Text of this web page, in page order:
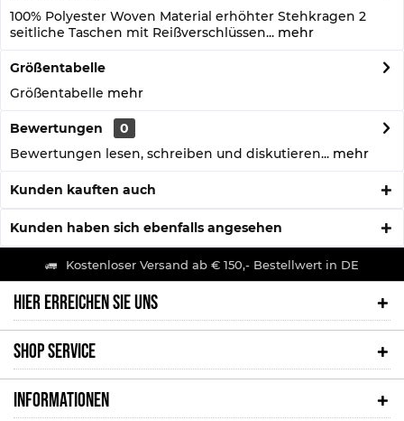
100% Polyester Woven Material erhöhter Stehkragen 2
seitliche Taschen mit Reißverschlüssen... mehr
Größentabelle
Größentabelle mehr
Bewertungen
0
Bewertungen lesen, schreiben und diskutieren... mehr
Kunden kauften auch
Kunden haben sich ebenfalls angesehen
Kostenloser Versand ab € 150,- Bestellwert in DE
HIER ERREICHEN SIE UNS
SHOP SERVICE
INFORMATIONEN